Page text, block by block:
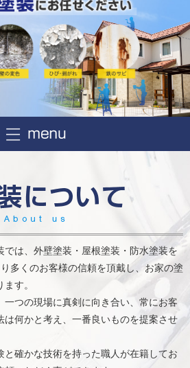
では、外壁塗装・屋根塗装・防水塗装を
多くのお客様の信頼を頂戴し、お家の塗
す。
一つの現場に真剣に向き合い、常にお客
は何かと考え、一番良いものを提案させ
と確かな技術を持った職人が在籍してお